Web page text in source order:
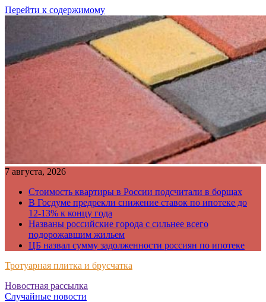
Перейти к содержимому
7 августа, 2026
Стоимость квартиры в России подсчитали в борщах
В Госдуме предрекли снижение ставок по ипотеке до
12-13% к концу года
Названы российские города с сильнее всего
подорожавшим жильем
ЦБ назвал сумму задолженности россиян по ипотеке
Тротуарная плитка и брусчатка
Just another WordPress site
Новостная рассылка
Случайные новости